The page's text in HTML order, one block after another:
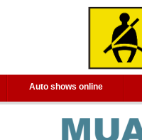
Auto shows online